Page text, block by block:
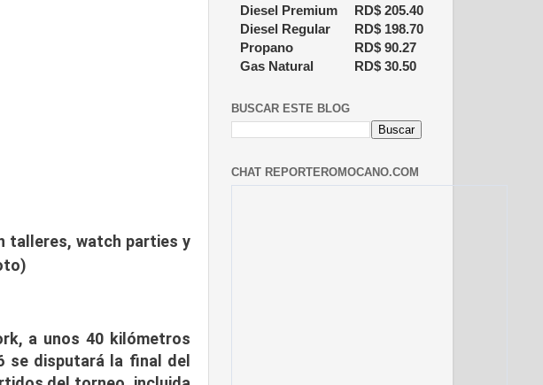
talleres, watch parties y
a unos 40 kilómetros
se disputará la final del
Diesel Premium
RD$ 205.40
Diesel Regular
RD$ 198.70
Propano
RD$ 90.27
Gas Natural
RD$ 30.50
BUSCAR ESTE BLOG
CHAT REPORTEROMOCANO.COM